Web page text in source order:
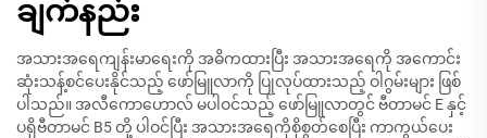
ချက်နည်း
အသားအရေကျန်းမာရေးကို အဓိကထားပြီး အသားအရေကို အကောင်း
ဆုံးသန့်စင်ပေးနိုင်သည့် ဖော်မြူလာကို ပြုလုပ်ထားသည့် ဝါဂွမ်းများ ဖြစ်
ပါသည်။ အလီကောဟောလ် မပါဝင်သည့် ဖော်မြူလာတွင် ဗီတာမင် E နှင့်
ပရိုဗီတာမင် B5 တို့ ပါဝင်ပြီး အသားအရေကိုစိုစွတ်စေပြီး ကာကွယ်ပေး